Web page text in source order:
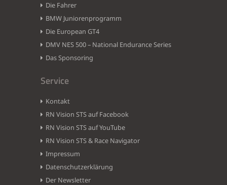
Die Fahrer
BMW Juniorenprogramm
Die European GT4
DMV NES 500 – National Endurance Series
Das Sponsoring
Service
Kontakt
RN Vision STS auf Facebook
RN Vision STS auf YouTube
RN Vision STS & Race Navigator
Impressum
Datenschutzerklärung
Der Newsletter